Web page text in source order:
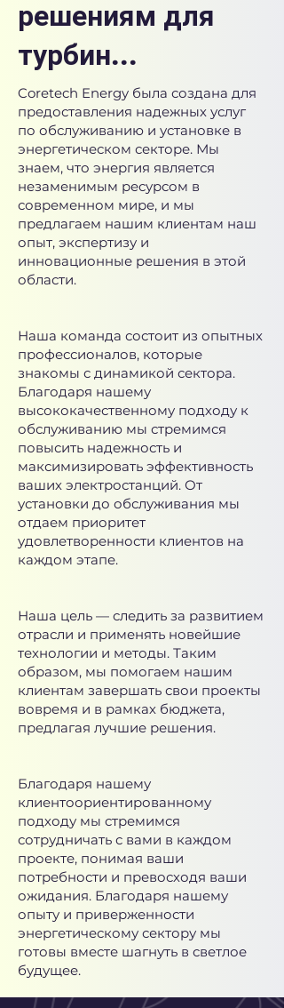
решениям для
турбин...
Coretech Energy была создана для
предоставления надежных услуг
по обслуживанию и установке в
энергетическом секторе. Мы
знаем, что энергия является
незаменимым ресурсом в
современном мире, и мы
предлагаем нашим клиентам наш
опыт, экспертизу и
инновационные решения в этой
области.
Наша команда состоит из опытных
профессионалов, которые
знакомы с динамикой сектора.
Благодаря нашему
высококачественному подходу к
обслуживанию мы стремимся
повысить надежность и
максимизировать эффективность
ваших электростанций. От
установки до обслуживания мы
отдаем приоритет
удовлетворенности клиентов на
каждом этапе.
Наша цель — следить за развитием
отрасли и применять новейшие
технологии и методы. Таким
образом, мы помогаем нашим
клиентам завершать свои проекты
вовремя и в рамках бюджета,
предлагая лучшие решения.
Благодаря нашему
клиентоориентированному
подходу мы стремимся
сотрудничать с вами в каждом
проекте, понимая ваши
потребности и превосходя ваши
ожидания. Благодаря нашему
опыту и приверженности
энергетическому сектору мы
готовы вместе шагнуть в светлое
будущее.